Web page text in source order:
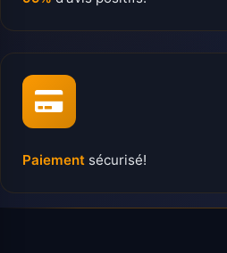
Paiement sécurisé!